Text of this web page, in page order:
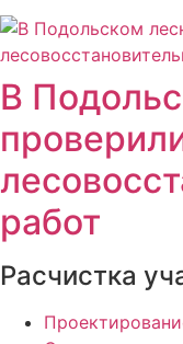
В
работ
Расчистка